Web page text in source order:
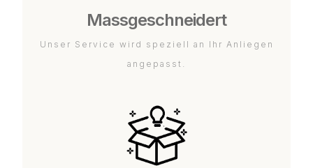
Massgeschneidert
Unser Service wird speziell an Ihr Anliegen
angepasst.